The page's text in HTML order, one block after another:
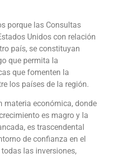
porque las Consultas
Unidos con relación
país, se constituyan
que permita la
que fomenten la
los países de la región.
materia económica, donde
es magro y la
es trascendental
de confianza en el
las inversiones,